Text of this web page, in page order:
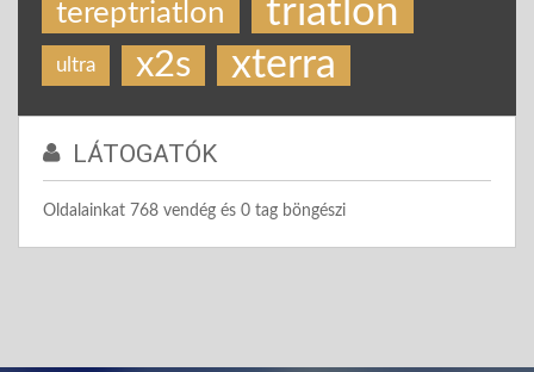
tereptriatlon triatlon
ultra x2s xterra
LÁTOGATÓK
Oldalainkat 768 vendég és 0 tag böngészi